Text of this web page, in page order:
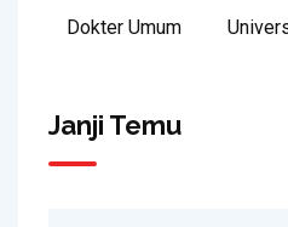
Dokter Umum
Janji Temu